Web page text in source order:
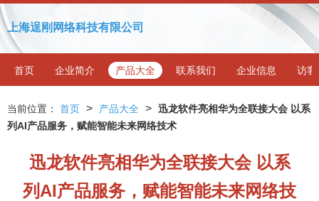
上海逞刚网络科技有限公司
首页 企业简介 产品大全 联系我们 企业信息 访客
当前位置： 首页 > 产品大全 > 迅龙软件亮相华为全联接大会 以系
列AI产品服务，赋能智能未来网络技术
迅龙软件亮相华为全联接大会 以系
列AI产品服务，赋能智能未来网络技